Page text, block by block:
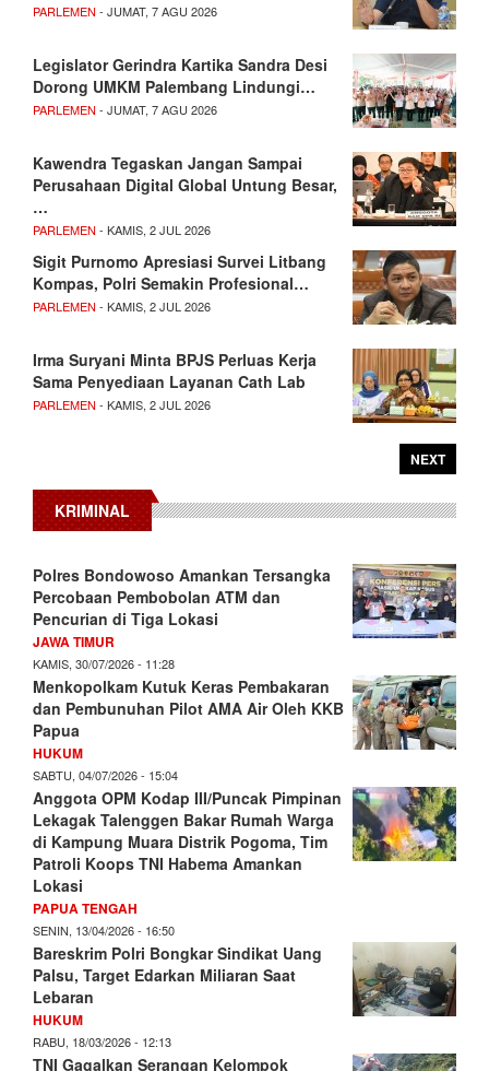
PARLEMEN - JUMAT, 7 AGU 2026
Legislator Gerindra Kartika Sandra Desi
Dorong UMKM Palembang Lindungi…
PARLEMEN - JUMAT, 7 AGU 2026
Kawendra Tegaskan Jangan Sampai
Perusahaan Digital Global Untung Besar,
…
PARLEMEN - KAMIS, 2 JUL 2026
Sigit Purnomo Apresiasi Survei Litbang
Kompas, Polri Semakin Profesional…
PARLEMEN - KAMIS, 2 JUL 2026
Irma Suryani Minta BPJS Perluas Kerja
Sama Penyediaan Layanan Cath Lab
PARLEMEN - KAMIS, 2 JUL 2026
NEXT
KRIMINAL
Polres Bondowoso Amankan Tersangka
Percobaan Pembobolan ATM dan
Pencurian di Tiga Lokasi
JAWA TIMUR
KAMIS, 30/07/2026 - 11:28
Menkopolkam Kutuk Keras Pembakaran
dan Pembunuhan Pilot AMA Air Oleh KKB
Papua
HUKUM
SABTU, 04/07/2026 - 15:04
Anggota OPM Kodap III/Puncak Pimpinan
Lekagak Talenggen Bakar Rumah Warga
di Kampung Muara Distrik Pogoma, Tim
Patroli Koops TNI Habema Amankan
Lokasi
PAPUA TENGAH
SENIN, 13/04/2026 - 16:50
Bareskrim Polri Bongkar Sindikat Uang
Palsu, Target Edarkan Miliaran Saat
Lebaran
HUKUM
RABU, 18/03/2026 - 12:13
TNI Gagalkan Serangan Kelompok